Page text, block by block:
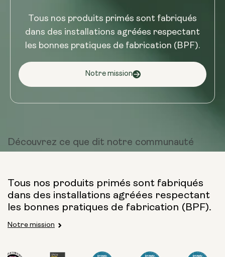
Tous nos produits primés sont fabriqués
dans des installations agréées respectant
les bonnes pratiques de fabrication (BPF).
Notre mission
Découvrez ce que dit notre communauté
Tous nos produits primés sont fabriqués
dans des installations agréées respectant
les bonnes pratiques de fabrication (BPF).
Notre mission